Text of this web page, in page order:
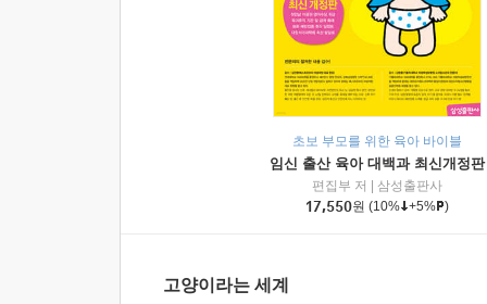
초보 부모를 위한 육아 바이블
임신 출산 육아 대백과 최신개정판
편집부 저
삼성출판사
17,550원 (10% +5% )
고양이라는 세계